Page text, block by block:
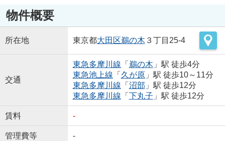
物件概要
所在地 東京都大田区鵜の木 ３丁目25-4
交通
東急多摩川線 「 鵜の木 」駅 徒歩4分
東急池上線 「 久が原」駅 徒歩10～11分
東急多摩川線 「 沼部 」駅 徒歩12分
東急多摩川線 「 下丸子 」駅 徒歩12分
賃料 -
管理費等 -